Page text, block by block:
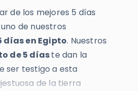
de los mejores 5 días
de nuestros
días en Egipto. Nuestros
de 5 díaste dan la
ser testigo a esta
de la tierra